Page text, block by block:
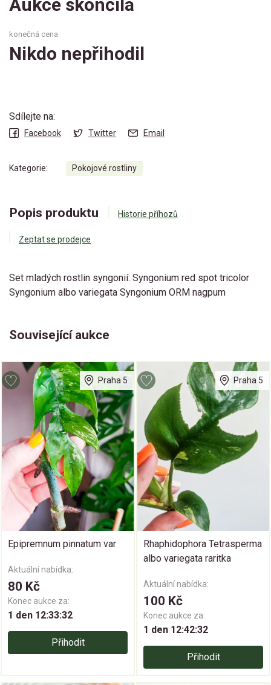
Aukce skončila
konečná cena
Nikdo nepřihodil
Sdílejte na:
Facebook Twitter Email
Kategorie: Pokojové rostliny
Popis produktu Historie příhozů
Zeptat se prodejce
Set mladých rostlin syngonií: Syngonium red spot tricolor
Syngonium albo variegata Syngonium ORM nagpum
Související aukce
Praha 5
Epipremnum pinnatum var
Aktuální nabídka:
80 Kč
Konec aukce za:
1 den 12:33:31
Přihodit
Praha 5
Rhaphidophora Tetrasperma
albo variegata raritka
Aktuální nabídka:
100 Kč
Konec aukce za:
1 den 12:42:31
Přihodit